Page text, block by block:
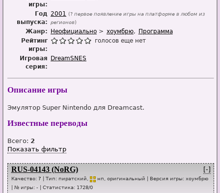
игры:
Год
выпуска:
2001 (? первое появление игры на платформе в любом из
регионов)
Жанр: Неофициально хоумбрю
Программа
Рейтинг
игры:
голосов еще нет
Игровая
серия:
DreamSNES
Описание игры
Эмулятор Super Nintendo для Dreamcast.
Известные переводы
Всего: 2
Показать фильтр
[-]
RUS-04143 (NoRG)
Качество: ? | Тип: пиратский, нп , оригинальный | Версия игры: хоумбрю
| № игры: - Статистика: 1728/0